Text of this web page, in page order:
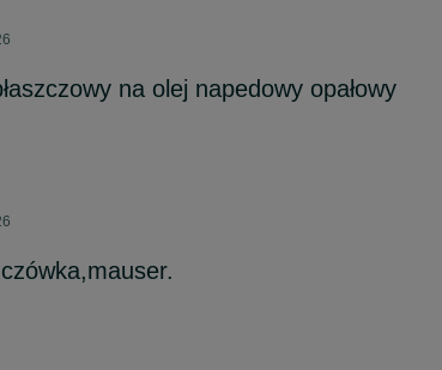
na olej napedowy opałowy